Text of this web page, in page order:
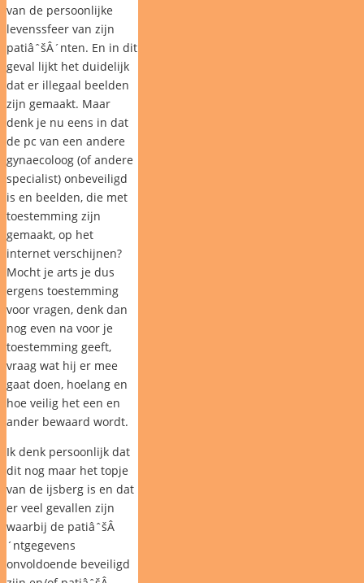
van de persoonlijke
levenssfeer van zijn
patiâˆšÂ´nten. En in dit
geval lijkt het duidelijk
dat er illegaal beelden
zijn gemaakt. Maar
denk je nu eens in dat
de pc van een andere
gynaecoloog (of andere
specialist) onbeveiligd
is en beelden, die met
toestemming zijn
gemaakt, op het
internet verschijnen?
Mocht je arts je dus
ergens toestemming
voor vragen, denk dan
nog even na voor je
toestemming geeft,
vraag wat hij er mee
gaat doen, hoelang en
hoe veilig het een en
ander bewaard wordt.
Ik denk persoonlijk dat
dit nog maar het topje
van de ijsberg is en dat
er veel gevallen zijn
waarbij de patiâˆšÂ
´ntgegevens
onvoldoende beveiligd